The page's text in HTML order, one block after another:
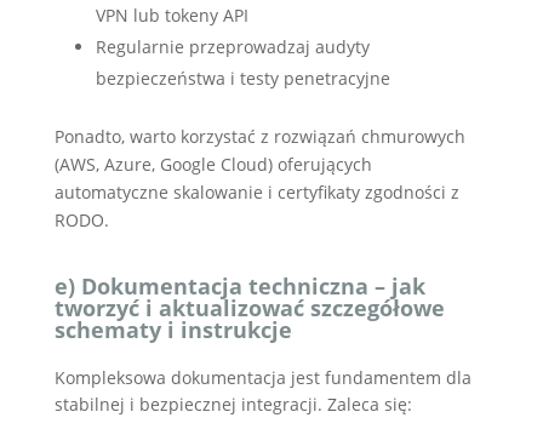
VPN lub tokeny API
Regularnie przeprowadzaj audyty
bezpieczeństwa i testy penetracyjne
Ponadto, warto korzystać z rozwiązań chmurowych
(AWS, Azure, Google Cloud) oferujących
automatyczne skalowanie i certyfikaty zgodności z
RODO.
e) Dokumentacja techniczna – jak
tworzyć i aktualizować szczegółowe
schematy i instrukcje
Kompleksowa dokumentacja jest fundamentem dla
stabilnej i bezpiecznej integracji. Zaleca się: